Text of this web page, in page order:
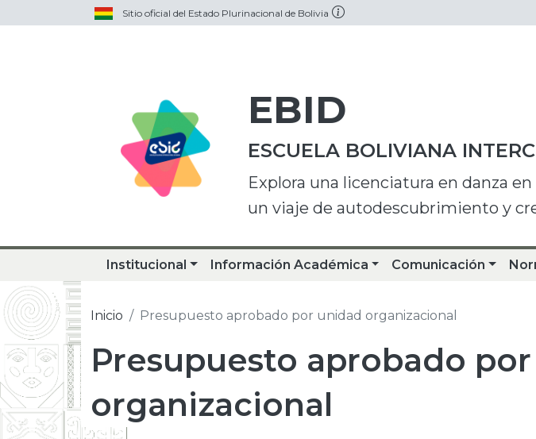
Sitio oficial del Estado Plurinacional de Bolivia
EBID
ESCUELA BOLIVIANA
Explora una licenciatura en danza
un viaje de autodescubrimiento y
Institucional Información Académica Comunicación
Inicio Presupuesto aprobado por unidad organizacional
Presupuesto aprobado
organizacional